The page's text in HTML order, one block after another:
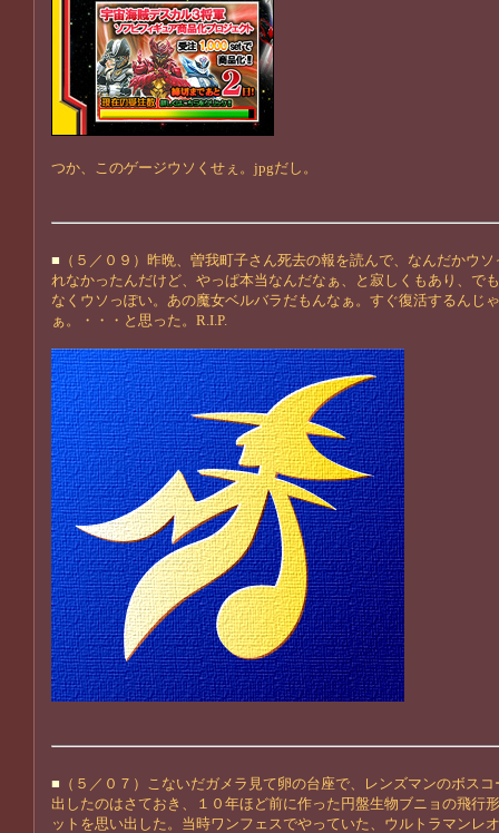
つか、このゲージウソくせぇ。jpgだし。
■ （５／０９）昨晩、曽我町子さん死去の報を読んで、なんだかウ
れなかったんだけど、やっぱ本当なんだなぁ、と寂しくもあり、で
なくウソっぽい。あの魔女ベルバラだもんなぁ。すぐ復活するんじ
ぁ。・・・と思った。R.I.P.
■ （５／０７）こないだガメラ見て卵の台座で、レンズマンのボス
出したのはさておき、１０年ほど前に作った円盤生物ブニョの飛行
ットを思い出した。当時ワンフェスでやっていた、ウルトラマンレ